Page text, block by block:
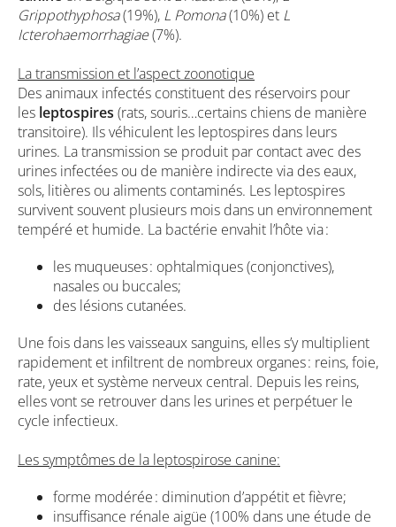
Grippothyphosa(19%), L Pomona(10%) et L
Icterohaemorrhagiae(7%).
La transmission et l’aspect zoonotique
Des animaux infectés constituent des réservoirs pour
les leptospires (rats, souris…certains chiens de manière
transitoire). Ils véhiculent les leptospires dans leurs
urines. La transmission se produit par contact avec des
urines infectées ou de manière indirecte via des eaux,
sols, litières ou aliments contaminés. Les leptospires
survivent souvent plusieurs mois dans un environnement
tempéré et humide. La bactérie envahit l’hôte via :
les muqueuses : ophtalmiques (conjonctives),
nasales ou buccales;
des lésions cutanées.
Une fois dans les vaisseaux sanguins, elles s’y multiplient
rapidement et infiltrent de nombreux organes : reins, foie,
rate, yeux et système nerveux central. Depuis les reins,
elles vont se retrouver dans les urines et perpétuer le
cycle infectieux.
Les symptômes de la leptospirose canine:
forme modérée : diminution d’appétit et fièvre;
insuffisance rénale aigüe (100% dans une étude de